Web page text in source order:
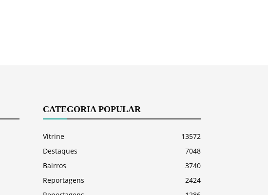
CATEGORIA POPULAR
Vitrine
13572
Destaques
7048
Bairros
3740
Reportagens
2424